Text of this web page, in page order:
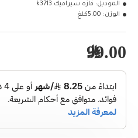
99.00﷼
الموديل: فازه سيراميك k3713
الوزن: 5.00كلغ